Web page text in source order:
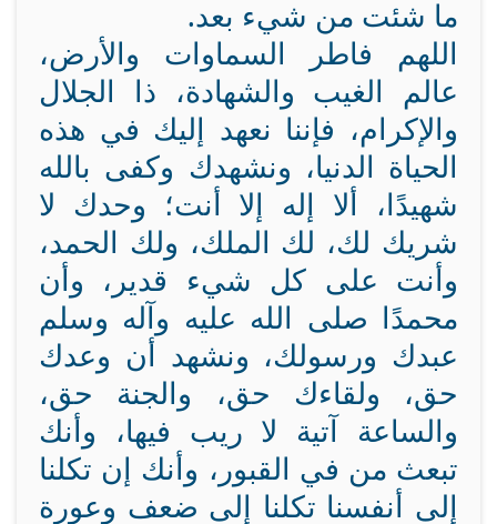
ما شئت من شيء بعد.
اللهم فاطر السماوات والأرض،
عالم الغيب والشهادة، ذا الجلال
والإكرام، فإننا نعهد إليك في هذه
الحياة الدنيا، ونشهدك وكفى بالله
شهيدًا، ألا إله إلا أنت؛ وحدك لا
شريك لك، لك الملك، ولك الحمد،
وأنت على كل شيء قدير، وأن
محمدًا صلى الله عليه وآله وسلم
عبدك ورسولك، ونشهد أن وعدك
حق، ولقاءك حق، والجنة حق،
والساعة آتية لا ريب فيها، وأنك
تبعث من في القبور، وأنك إن تكلنا
إلى أنفسنا تكلنا إلى ضعف وعورة